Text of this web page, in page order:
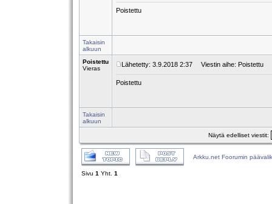
Poistettu
Takaisin
alkuun
Poistettu
Vieras
Lähetetty: 3.9.2018 2:37 Viestin aihe: Poistettu
Poistettu
Takaisin
alkuun
Näytä edelliset viestit:
Arkku.net Foorumin
Sivu 1 Yht. 1